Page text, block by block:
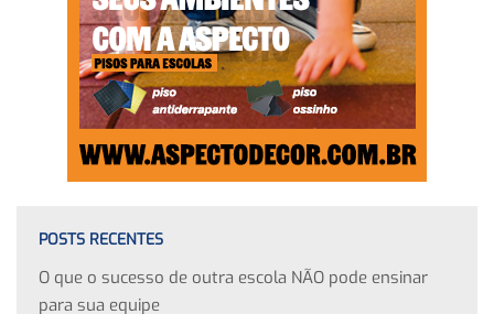
POSTS RECENTES
O que o sucesso de outra escola NÃO pode ensinar
para sua equipe